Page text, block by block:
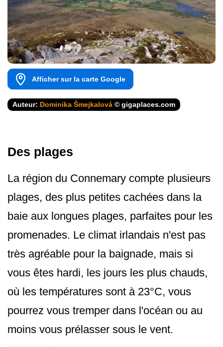
Afficher sur la carte Google
Auteur: Dominika Šmejkalová © gigaplaces.com
Des plages
La région du Connemary compte plusieurs
plages, des plus petites cachées dans la
baie aux longues plages, parfaites pour les
promenades. Le climat irlandais n'est pas
très agréable pour la baignade, mais si
vous êtes hardi, les jours les plus chauds,
où les températures sont à 23°C, vous
pourrez vous tremper dans l'océan ou au
moins vous prélasser sous le vent.